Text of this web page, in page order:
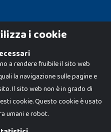
i cookie
a rendere fruibile il sito web
la navigazione sulle pagine e
Il sito web non è in grado di
cookie. Questo cookie è usato
umani e robot.